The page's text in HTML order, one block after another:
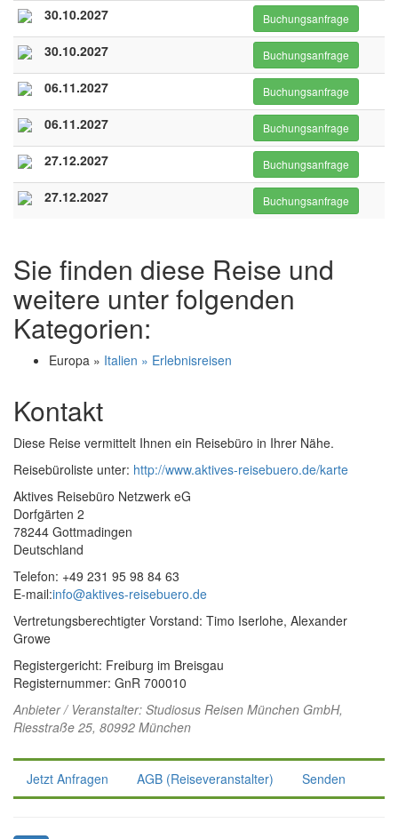
30.10.2027 Buchungsanfrage
30.10.2027 Buchungsanfrage
06.11.2027 Buchungsanfrage
06.11.2027 Buchungsanfrage
27.12.2027 Buchungsanfrage
27.12.2027 Buchungsanfrage
Sie finden diese Reise und
weitere unter folgenden
Kategorien:
Europa » Italien » Erlebnisreisen
Kontakt
Diese Reise vermittelt Ihnen ein Reisebüro in Ihrer Nähe.
Reisebüroliste unter: http://www.aktives-reisebuero.de/karte
Aktives Reisebüro Netzwerk eG
Dorfgärten 2
78244 Gottmadingen
Deutschland
Telefon: +49 231 95 98 84 63
E-mail:info@aktives-reisebuero.de
Vertretungsberechtigter Vorstand: Timo Iserlohe, Alexander
Growe
Registergericht: Freiburg im Breisgau
Registernummer: GnR 700010
Anbieter / Veranstalter: Studiosus Reisen München GmbH,
Riesstraße 25, 80992 München
Jetzt Anfragen AGB (Reiseveranstalter) Senden